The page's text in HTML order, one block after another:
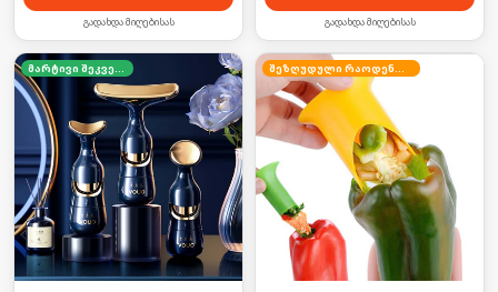
გადახდა მიღებისას გადახდა მიღებისას